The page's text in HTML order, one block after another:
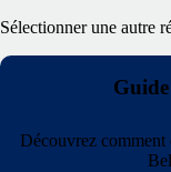
Sélectionner une autre
Découvrez comment